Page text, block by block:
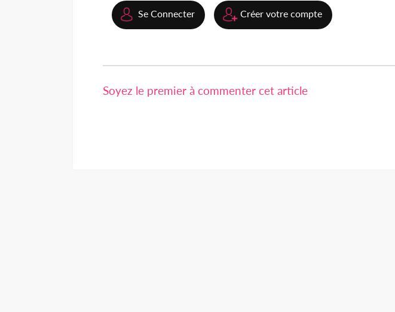
Se Connecter Créer votre compte
Soyez le premier à commenter cet article